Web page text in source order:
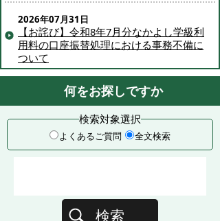
2026年07月31日
【お詫び】令和8年7月分なかよし学級利
用料の口座振替処理における事務不備に
ついて
何をお探しですか
検索対象選択
よくあるご質問 全文検索